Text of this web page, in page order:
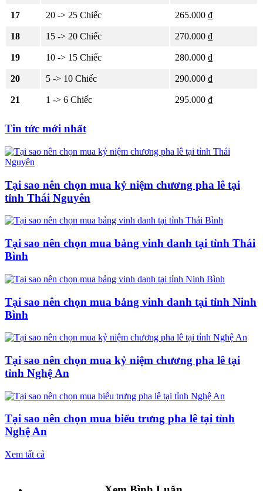
17 20 -> 25 Chiếc 265.000 ₫
18 15 -> 20 Chiếc 270.000 ₫
19 10 -> 15 Chiếc 280.000 ₫
20 5 -> 10 Chiếc 290.000 ₫
21 1 -> 6 Chiếc 295.000 ₫
Tin tức mới nhất
Tại sao nên chọn mua kỷ niệm chương pha lê tại
tỉnh Thái Nguyên
Tại sao nên chọn mua bảng vinh danh tại tỉnh Thái
Bình
Tại sao nên chọn mua bảng vinh danh tại tỉnh Ninh
Bình
Tại sao nên chọn mua kỷ niệm chương pha lê tại
tỉnh Nghệ An
Tại sao nên chọn mua biểu trưng pha lê tại tỉnh
Nghệ An
Xem tất cả